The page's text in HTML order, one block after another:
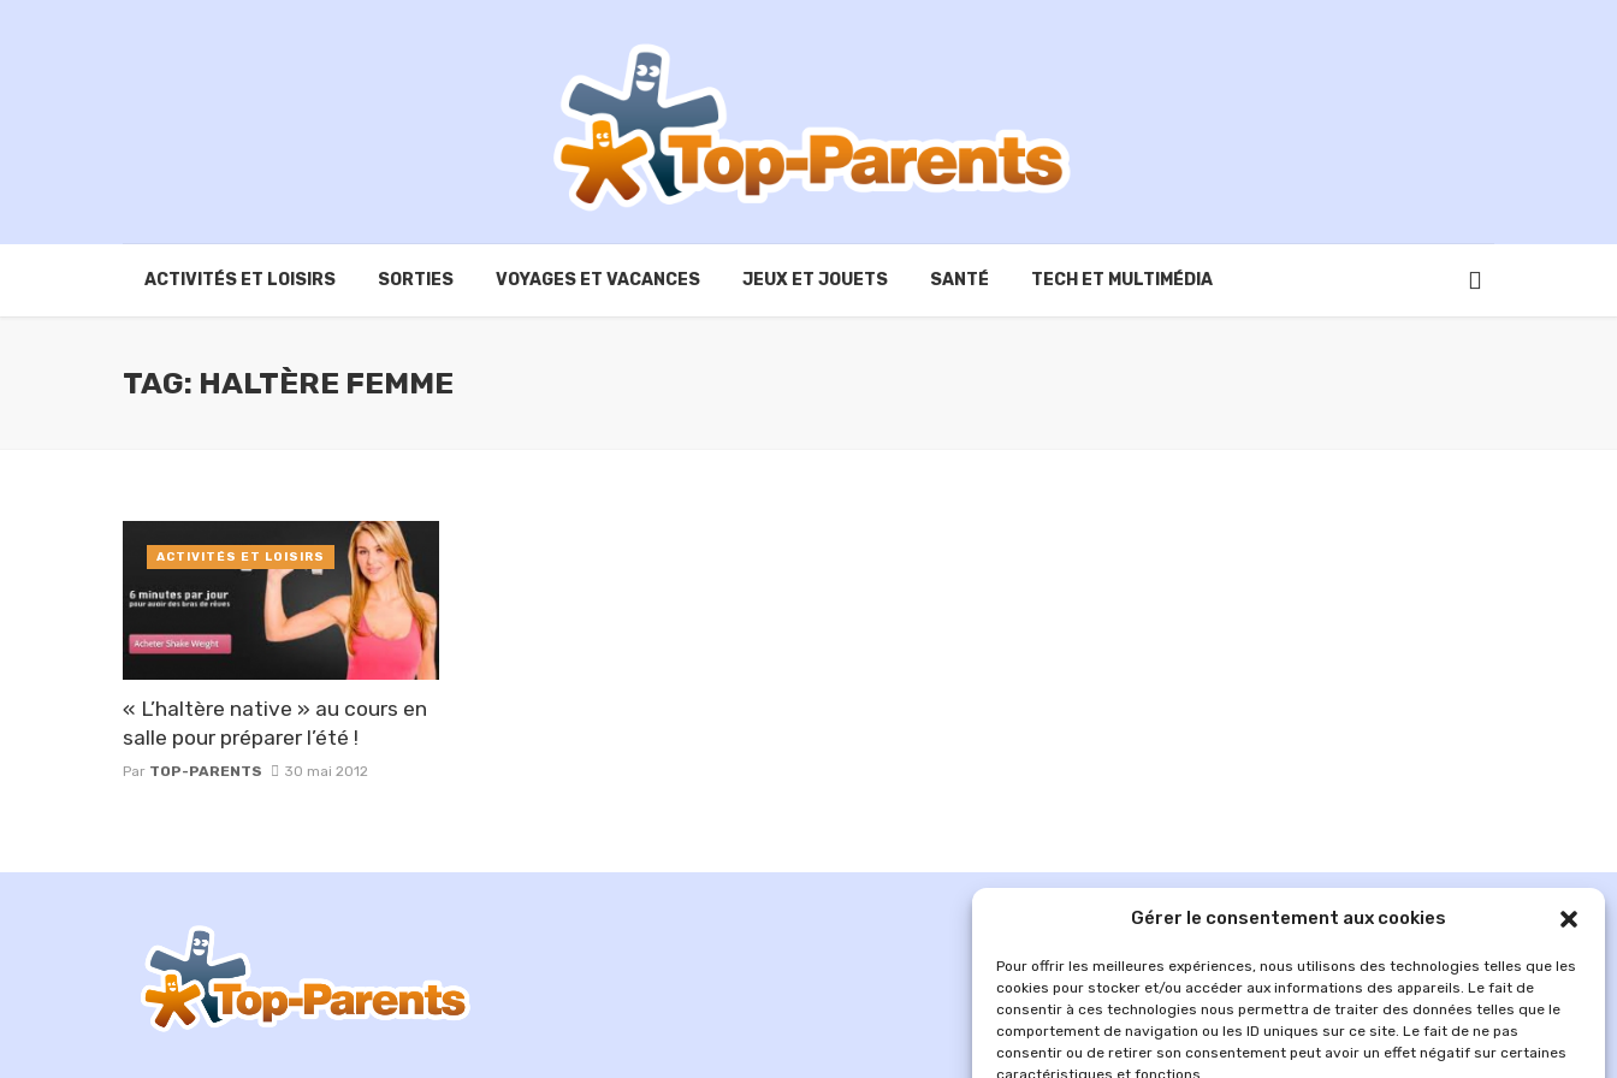
Gérer le consentement aux cookies
Pour offrir les meilleures expériences, nous utilisons des technologies telles que les
cookies pour stocker et/ou accéder aux informations des appareils. Le fait de
consentir à ces technologies nous permettra de traiter des données telles que le
comportement de navigation ou les ID uniques sur ce site. Le fait de ne pas
consentir ou de retirer son consentement peut avoir un effet négatif sur certaines
caractéristiques et fonctions.
ACTIVITÉS ET LOISIRS SORTIES VOYAGES ET VACANCES JEUX ET JOUETS SANTÉ TECH ET MULTIMÉDIA
TAG: HALTÈRE FEMME
« L’haltère native » au cours en
salle pour préparer l’été !
Par TOP-PARENTS 30 mai 2012
ACTIVITÉS ET LOISIRS